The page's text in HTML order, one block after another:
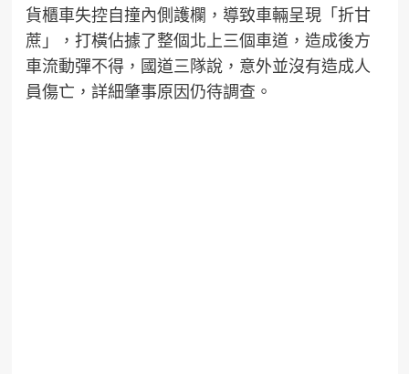
貨櫃車失控自撞內側護欄，導致車輛呈現「折甘
蔗」，打橫佔據了整個北上三個車道，造成後方
車流動彈不得，國道三隊說，意外並沒有造成人
員傷亡，詳細肇事原因仍待調查。